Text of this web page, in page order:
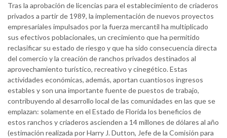
Tras la aprobación de licencias para el establecimiento de criaderos
privados a partir de 1989, la implementación de nuevos proyectos
empresariales impulsados por la fuerza mercantil ha multiplicado
sus efectivos poblacionales, un crecimiento que ha permitido
reclasificar su estado de riesgo y que ha sido consecuencia directa
del comercio y la creación de ranchos privados destinados al
aprovechamiento turístico, recreativo y cinegético. Estas
actividades económicas, además, aportan cuantiosos ingresos
estables y son una importante fuente de puestos de trabajo,
contribuyendo al desarrollo local de las comunidades en las que se
emplazan: solamente en el Estado de Florida los beneficios de
estos ranchos y criaderos ascienden a 14 millones de dólares al año
(estimación realizada por Harry J. Dutton, Jefe de la Comisión para